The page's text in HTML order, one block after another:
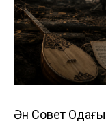
Ән Совет